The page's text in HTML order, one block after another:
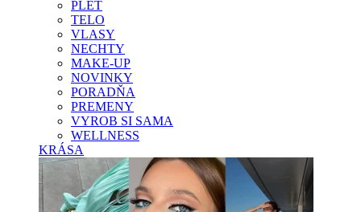
PLEŤ
TELO
VLASY
NECHTY
MAKE-UP
NOVINKY
PORADŇA
PREMENY
VYROB SI SAMA
WELLNESS
KRÁSA